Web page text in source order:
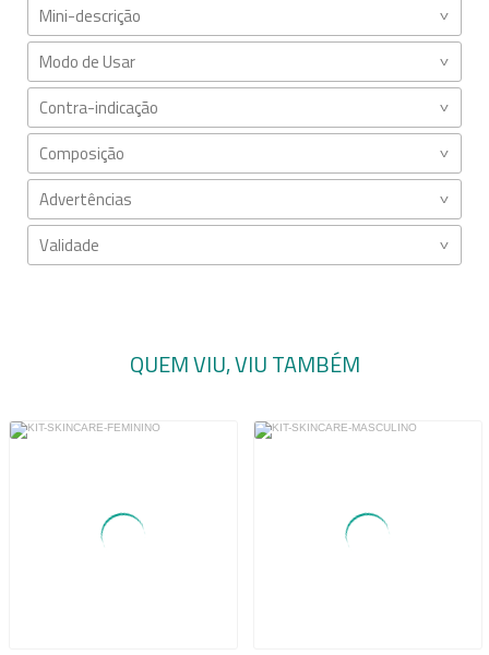
Mini-descrição
Modo de Usar
Contra-indicação
Composição
Advertências
Validade
QUEM VIU, VIU TAMBÉM